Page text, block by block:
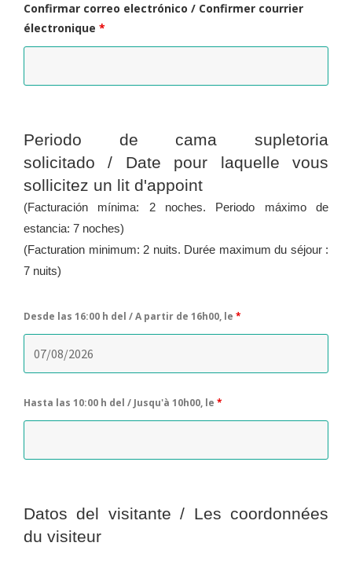
Confirmar correo electrónico / Confirmer courrier
électronique *
Periodo de cama supletoria
solicitado / Date pour laquelle vous
sollicitez un lit d'appoint
(Facturación mínima: 2 noches. Periodo máximo de
estancia: 7 noches)
(Facturation minimum: 2 nuits. Durée maximum du séjour :
7 nuits)
Desde las 16:00 h del / A partir de 16h00, le *
Hasta las 10:00 h del / Jusqu'à 10h00, le *
Datos del visitante / Les coordonnées
du visiteur